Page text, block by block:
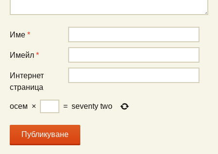
Име *
Имейл *
Интернет
страница
осем × = seventy two